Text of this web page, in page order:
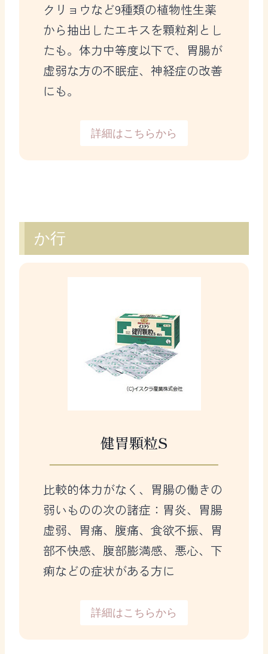
クリョウなど9種類の植物性生薬
から抽出したエキスを顆粒剤とし
たも。体力中等度以下で、胃腸が
虚弱な方の不眠症、神経症の改善
にも。
詳細はこちらから
か行
健胃顆粒S
比較的体力がなく、胃腸の働きの
弱いものの次の諸症：胃炎、胃腸
虚弱、胃痛、腹痛、食欲不振、胃
部不快感、腹部膨満感、悪心、下
痢などの症状がある方に
詳細はこちらから